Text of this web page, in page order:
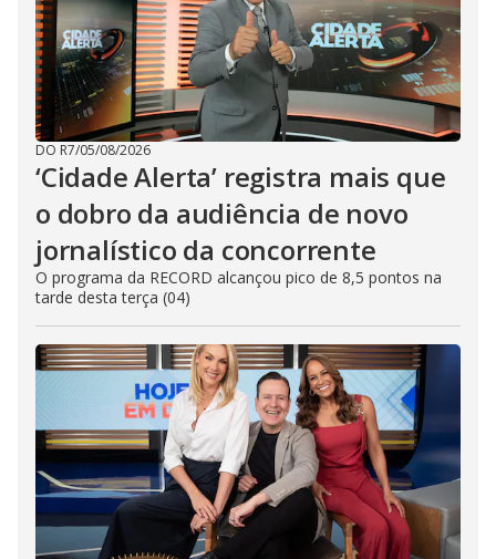
DO R7/05/08/2026
‘Cidade Alerta’ registra mais que
o dobro da audiência de novo
jornalístico da concorrente
O programa da RECORD alcançou pico de 8,5 pontos na
tarde desta terça (04)